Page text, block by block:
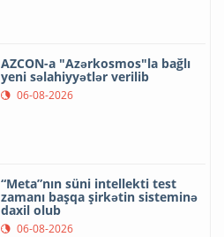
AZCON-a "Azərkosmos"la bağlı
yeni səlahiyyətlər verilib
06-08-2026
“Meta”nın süni intellekti test
zamanı başqa şirkətin sisteminə
daxil olub
06-08-2026